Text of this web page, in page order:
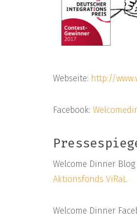
Webseite: http://
Facebook:
Welcome Dinner Blog
Aktionsfonds ViRaL
Welcome Dinner